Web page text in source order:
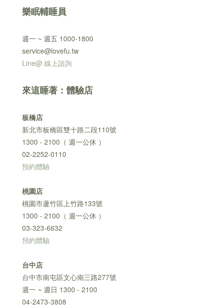
樂眠輔睡員
週一 ~ 週五 1000-1800
service@lovefu.tw
Line@ 線上諮詢
來這睡著：體驗店
板橋店
新北市板橋區雙十路二段110號
1300 - 2100（ 週一公休 ）
02-2252-0110
預約體驗
桃園店
桃園市蘆竹區上竹路133號
1300 - 2100（ 週一公休 ）
03-323-6632
預約體驗
台中店
台中市南屯區文心南三路277號
週一 ~ 週日 1300 - 2100
04-2473-3808